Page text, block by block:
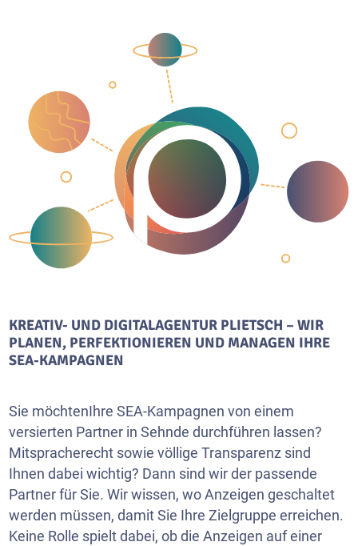
KREATIV- UND DIGITALAGENTUR PLIETSCH – WIR
PLANEN, PERFEKTIONIEREN UND MANAGEN IHRE
SEA-KAMPAGNEN
Sie möchtenIhre SEA-Kampagnen von einem
versierten Partner in Sehnde durchführen lassen?
Mitspracherecht sowie völlige Transparenz sind
Ihnen dabei wichtig? Dann sind wir der passende
Partner für Sie. Wir wissen, wo Anzeigen geschaltet
werden müssen, damit Sie Ihre Zielgruppe erreichen.
Keine Rolle spielt dabei, ob die Anzeigen auf einer